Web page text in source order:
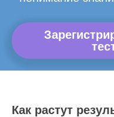
Как растут